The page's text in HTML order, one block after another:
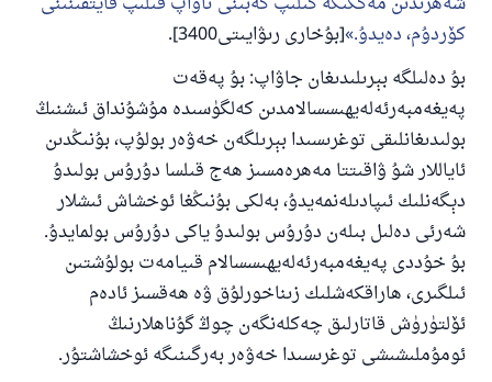
كۆردۇم، دەيدۇ. [بۇخارى رىۋايىتى3400].
بۇ دەلىلگە بېرىلىدىغان جاۋاپ: بۇ پەقەت
پەيغەمبەرئەلەيھىسسالامدىن كەلگۈسىدە مۇشۇنداق ئىشنىڭ
بولىدىغانلىقى توغرىسىدا بېرىلگەن خەۋەر بولۇپ، بۇنىڭدىن
ئاياللار شۇ ۋاقىتتا مەھرەمسىز ھەج قىلسا دۇرۇس بولىدۇ
دېگەنلىك ئىپادىلەنمەيدۇ، بەلكى بۇنىڭغا ئوخشاش ئىشلار
شەرئى دەلىل بىلەن دۇرۇس بولىدۇ ياكى دۇرۇس بولمايدۇ.
بۇ خۇددى پەيغەمبەرئەلەيھىسسالام قىيامەت بولۇشتىن
ئىلگىرى، ھاراقكەشلىك زىناخورلۇق ۋە ھەقسىز ئادەم
ئۆلتۈرۈش قاتارلىق چەكلەنگەن چوڭ گۇناھلارنىڭ
ئومۇملىشىشى توغرىسىدا خەۋەر بەرگىنىگە ئوخشاشتۇر.
110845 - نومۇرلۇق سوئالنىڭ جاۋابى
ئائىلىنى ساقلاپ قالدى
ئۇممەتكە جاۋاپ بېرىشىمىزگە ياردەم قىلىڭ
پەيغەمبەرئەلەيھىسسالام مۇنداق دېگەن:
ياخشىلىققا باشلارپ قويغان كىشى قىلغۇچىغا
ئوخشاش ساۋاپقا ئېرىشىدۇ
مۇسلىم رىۋايەت قىلغان (1893) ھەدىس
ئىئائە